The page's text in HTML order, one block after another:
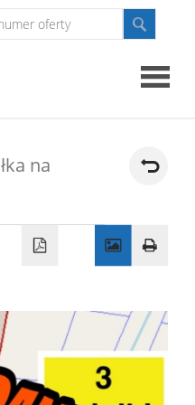
firmie
na